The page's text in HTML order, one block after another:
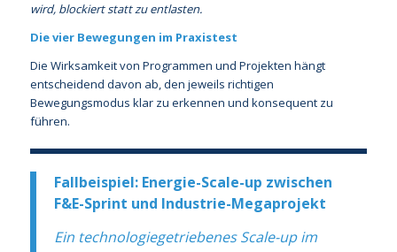
wird, blockiert statt zu entlasten.
Die vier Bewegungen im Praxistest
Die Wirksamkeit von Programmen und Projekten hängt
entscheidend davon ab, den jeweils richtigen
Bewegungsmodus klar zu erkennen und konsequent zu
führen.
Fallbeispiel: Energie-Scale-up zwischen
F&E-Sprint und Industrie-Megaprojekt
Ein technologiegetriebenes Scale-up im